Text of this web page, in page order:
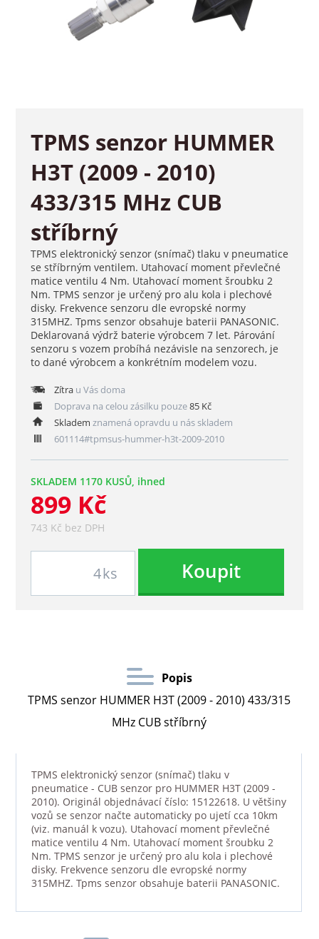
TPMS senzor HUMMER
H3T (2009 - 2010)
433/315 MHz CUB
stříbrný
TPMS elektronický senzor (snímač) tlaku v pneumatice
se stříbrným ventilem. Utahovací moment převlečné
matice ventilu 4 Nm. Utahovací moment šroubku 2
Nm. TPMS senzor je určený pro alu kola i plechové
disky. Frekvence senzoru dle evropské normy
315MHZ. Tpms senzor obsahuje baterii PANASONIC.
Deklarovaná výdrž baterie výrobcem 7 let. Párování
senzoru s vozem probíhá nezávisle na senzorech, je
to dané výrobcem a konkrétním modelem vozu.
Zítrau Vás doma
Doprava na celou zásilku pouze85 Kč
Skladem znamená opravdu u nás skladem
601114#tpmsus-hummer-h3t-2009-2010
SKLADEM 1170 KUSŮ, ihned
899 Kč
743 Kč bez DPH
ks Koupit
Popis
TPMS senzor HUMMER H3T (2009 - 2010) 433/315
MHz CUB stříbrný
TPMS elektronický senzor (snímač) tlaku v
pneumatice - CUB senzor pro HUMMER H3T (2009 -
2010). Originál objednávací číslo: 15122618. U většiny
vozů se senzor načte automaticky po ujetí cca 10km
(viz. manuál k vozu). Utahovací moment převlečné
matice ventilu 4 Nm. Utahovací moment šroubku 2
Nm. TPMS senzor je určený pro alu kola i plechové
disky. Frekvence senzoru dle evropské normy
315MHZ. Tpms senzor obsahuje baterii PANASONIC.